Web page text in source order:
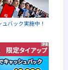
ュバック実施中！